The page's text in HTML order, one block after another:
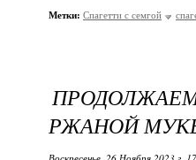
Метки: Спагетти с семгой
РЖАНОЙ